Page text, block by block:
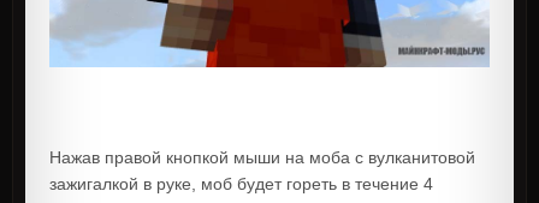
Нажав правой кнопкой мыши на моба с вулканитовой
зажигалкой в руке, моб будет гореть в течение 4